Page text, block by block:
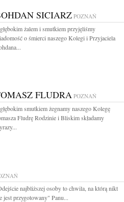
SICIARZPOZNAŃ
żalem i smutkiem przyjęliśmy
o śmierci naszego Kolegi i Przyjaciela
FLUDRA POZNAŃ
smutkiem żegnamy naszego Kolegę
Fludrę Rodzinie i Bliskim składamy
najbliższej osoby to chwila, na którą nikt
jest przygotowany" Panu...